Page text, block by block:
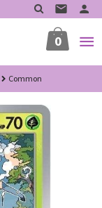
0
Common